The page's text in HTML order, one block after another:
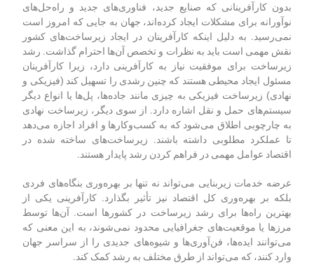
بدون کارآفرینانی که صنایع جدید، فناوری‌های جدید و راه‌حل‌های
نوآورانه برای مشکلات ایجاد کرده‌اند، جهان به جایی که امروز است
نمی‌رسید. به دلیل اینکه کارآفرینان در ایجاد زیرساخت‌های کشور
نقش مهمی است باید به نظرات و تخصص آن‌ها احترام گذاشت. رشد
زیرساخت برای موفقیت نیاز به کارآفرینی دارد، زیرا کارآفرینان
مسئول ایجاد محیطی هستند که چنین رشدی را تسهیل کند (فیزیکی و
نهادی) زیرساخت فیزیکی به چیزی مانند جاده‌ها، پل‌ها یا انواع دیگر
سیستم‌های حمل و نقل اشاره دارد. از سوی دیگر، زیرساخت نهادی
به چارچوبی اطلاق می‌شود که به کسب‌وکارها و افراد اجازه می‌دهد
تا عملکرد مطلوبی داشته باشند. زیرساخت‌های ساخته شده در
اقتصاد عوامل مهمی در فراهم کردن رشد پایدار هستند.
عرضه خدمات زیربنایی می‌تواند نه تنها بر بهره‌وری بنگاه‌های فردی
بلکه بر بهره‌وری کل اقتصاد نیز تأثیر بگذارد. کارآفرینی یکی از
بهترین راه‌ها برای رشد زیرساخت در کشورها است. آن‌ها توسط
مرزها یا موقعیت‌های جغرافیایی محدود نمی‌شوند، به این معنی که
می‌توانند ایده‌ها، فن‌آوری‌ها و شیوه‌های جدیدی را از سراسر جهان
وارد کنند، که می‌تواند از طرق مختلف به رشد کمک کند.